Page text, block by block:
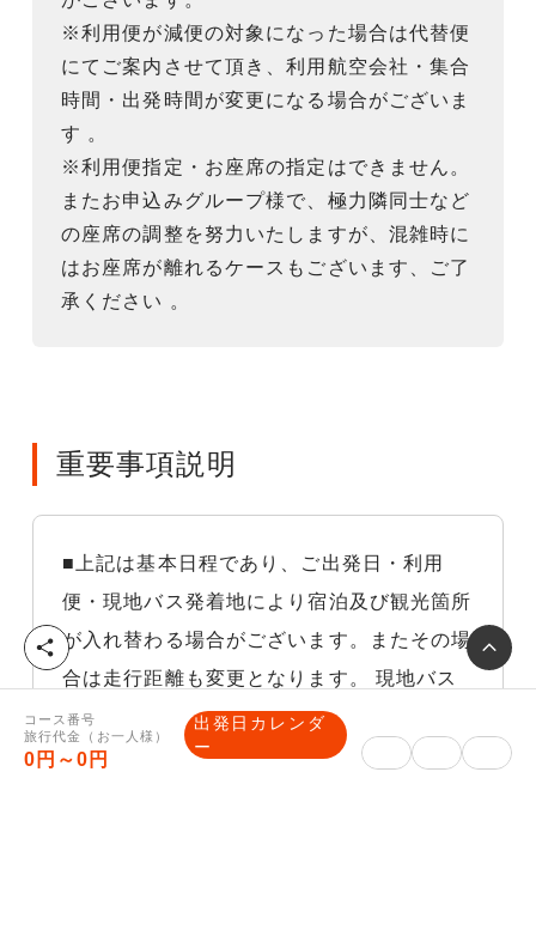
※利用便が減便の対象になった場合は代替便
にてご案内させて頂き、利用航空会社・集合
時間・出発時間が変更になる場合がございま
す 。
※利用便指定・お座席の指定はできません。
またお申込みグループ様で、極力隣同士など
の座席の調整を努力いたしますが、混雑時に
はお座席が離れるケースもございます、ご了
承ください 。
重要事項説明
■上記は基本日程であり、ご出発日・利用
便・現地バス発着地により宿泊及び観光箇所
が入れ替わる場合がございます。またその場
合は走行距離も変更となります。 現地バス
発着地が併記されている場合は、先頭に記載
されている地点からの距離を表記しておりま
コース番号
旅行代金（お一人様）
0円～0円
出発日カレンダ
ー
シ
ェ
ア